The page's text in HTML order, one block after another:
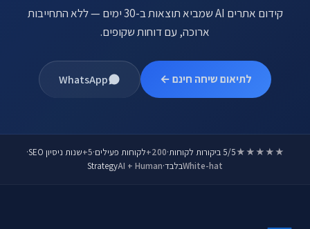
קידום אתרים AI שמביא תוצאות ב-30 ימים — ללא התחייבות
ארוכה, עם דוחות שקופים.
לתיאום שיחה חינם ← WhatsApp
★★★★★5/5 ביקורות לקוחות ·
200+ לקוחות פעילים·
5+ שנות ניסיון SEO
·
White-hatבלבד·
AI + Human
Strategy